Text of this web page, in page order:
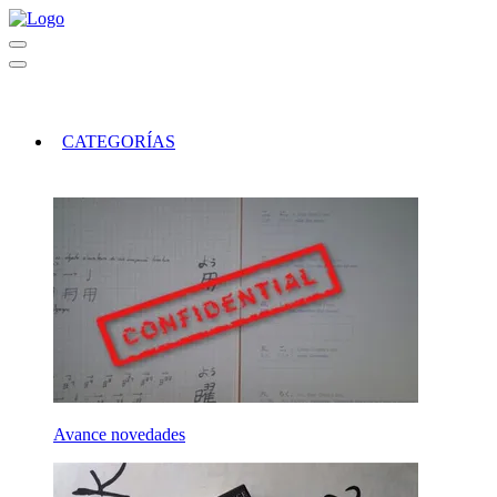
CATEGORÍAS
Avance novedades